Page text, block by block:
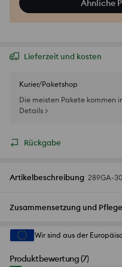
Ähnliche
Lieferzeit und kosten
Kurier/Paketshop
Die meisten Pakete kommen
Details >
Rückgabe
Artikelbeschreibung 289GA-
Zusammensetzung und
Wir sind aus der
Produktbewertung(7)